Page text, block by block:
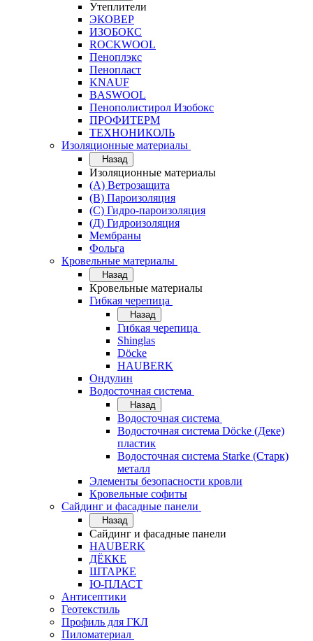
Утеплители
ЭКОВЕР
ИЗОБОКС
ROCKWOOL
Пеноплэкс
Пенопласт
KNAUF
BASWOOL
Пенополистирол Изобокс
ПРОФИТЕРМ
ТЕХНОНИКОЛЬ
Изоляционные материалы
Назад
Изоляционные материалы
(А) Ветрозащита
(В) Пароизоляция
(С) Гидро-пароизоляция
(Д) Гидроизоляция
Мембраны
Фольга
Кровельные материалы
Назад
Кровельные материалы
Гибкая черепица
Назад
Гибкая черепица
Shinglas
Döcke
HAUBERK
Ондулин
Водосточная система
Назад
Водосточная система
Водосточная система Döcke (Деке)
пластик
Водосточная система Starke (Старк)
металл
Элементы безопасности кровли
Кровельные софиты
Сайдинг и фасадные панели
Назад
Сайдинг и фасадные панели
HAUBERK
ДЁККЕ
ШТАРКЕ
Ю-ПЛАСТ
Антисептики
Геотекстиль
Профиль для ГКЛ
Пиломатериал